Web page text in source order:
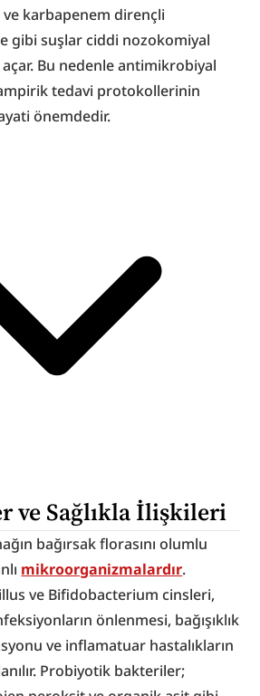
karbapenem dirençli
gibi suşlar ciddi nozokomiyal
Bu nedenle antimikrobiyal
tedavi protokollerinin
önemdedir.
ve Sağlıkla İlişkileri
bağırsak florasını olumlu
mikroorganizmalardır.
ve Bifidobacterium cinsleri,
önlenmesi, bağışıklık
ve inflamatuar hastalıkların
Probiyotik bakteriler;